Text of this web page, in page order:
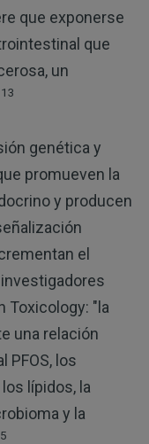
que exponerse
que
un
13
genética y
promueven la
y producen
el
Toxicology: "la
una relación
PFOS, los
lípidos, la
y la